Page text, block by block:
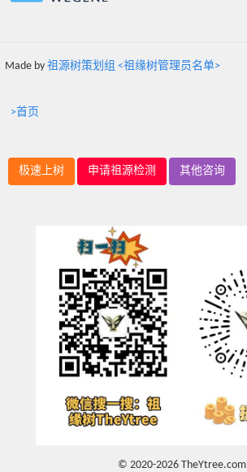
Made by 祖源树策划组 <祖缘树管理员名单>
>首页
极速上树 申请祖源检测 其他咨询
© 2020-2026 TheYtree.com